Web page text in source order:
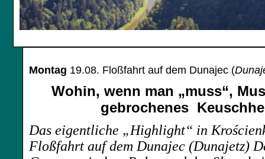
Montag 19.08. Floßfahrt auf dem Dunajec (
Wohin, wenn man „muss“,
gebrochenes
Das eigentliche „Highlight“ in
Floßfahrt auf dem Dunajec (Dunajetz)